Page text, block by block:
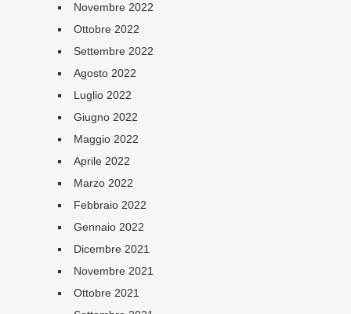
Novembre 2022
Ottobre 2022
Settembre 2022
Agosto 2022
Luglio 2022
Giugno 2022
Maggio 2022
Aprile 2022
Marzo 2022
Febbraio 2022
Gennaio 2022
Dicembre 2021
Novembre 2021
Ottobre 2021